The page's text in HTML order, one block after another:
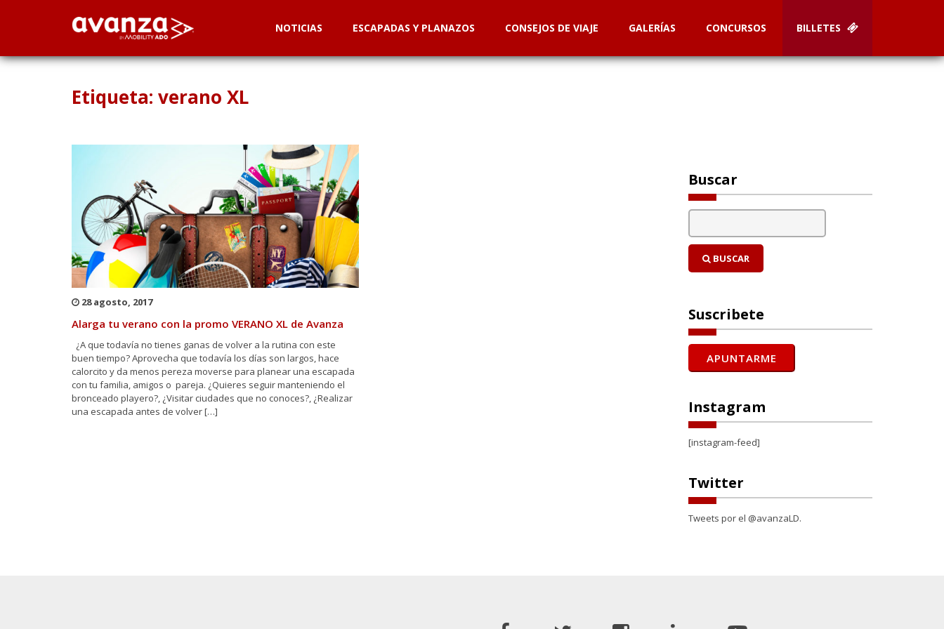
NOTICIAS ESCAPADAS Y PLANAZOS CONSEJOS DE VIAJE GALERÍAS CONCURSOS BILLETES
Etiqueta: verano XL
28 agosto, 2017
Alarga tu verano con la promo VERANO XL de Avanza
¿A que todavía no tienes ganas de volver a la rutina con este
buen tiempo? Aprovecha que todavía los días son largos, hace
calorcito y da menos pereza moverse para planear una escapada
con tu familia, amigos o pareja. ¿Quieres seguir manteniendo el
bronceado playero?, ¿Visitar ciudades que no conoces?, ¿Realizar
una escapada antes de volver […]
Buscar
BUSCAR
Suscribete
Instagram
[instagram-feed]
Twitter
Tweets por el @avanzaLD.